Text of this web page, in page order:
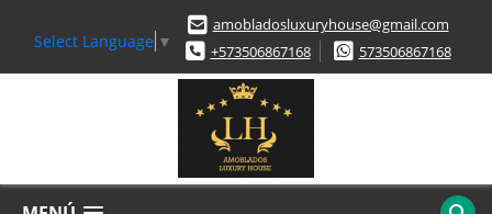
Select Language ▼
amobladosluxuryhouse@gmail.com
+573506867168
573506867168